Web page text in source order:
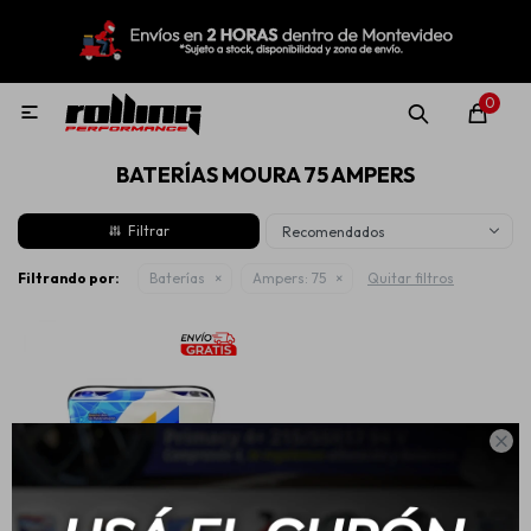

0

BATERÍAS MOURA 75 AMPERS
Recomendados
Filtrando por: Baterías Ampers: 75 Quitar filtros
MI CUENTA
Nuevo! Rolling Repuestos
Llantas
Aditivos